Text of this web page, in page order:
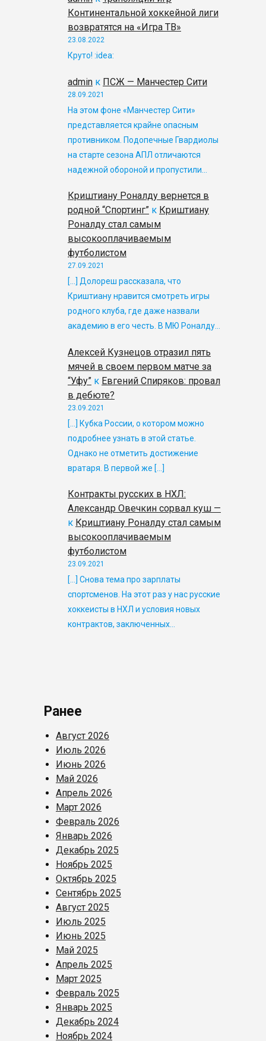
Континентальной хоккейной лиги
возвратятся на «Игра ТВ»
23.08.2022
Круто! :idea:
admin к ПСЖ — Манчестер Сити
28.09.2021
На этом фоне «Манчестер Сити»
представляется крайне опасным
противником. Подопечные Гвардиолы
на старте сезона АПЛ отличаются
надежной обороной и пропустили…
Криштиану Роналду вернется в
родной “Спортинг” к Криштиану
Роналду стал самым
высокооплачиваемым
футболистом
27.09.2021
[…] Долореш рассказала, что
Криштиану нравится смотреть игры
родного клуба, где даже назвали
академию в его честь. В МЮ Роналду…
Алексей Кузнецов отразил пять
мячей в своем первом матче за
“Уфу” к Евгений Спиряков: провал
в дебюте?
23.09.2021
[…] Кубка России, о котором можно
подробнее узнать в этой статье.
Однако не отметить достижение
вратаря. В первой же […]
Контракты русских в НХЛ:
Александр Овечкин сорвал куш —
к Криштиану Роналду стал самым
высокооплачиваемым
футболистом
23.09.2021
[…] Снова тема про зарплаты
спортсменов. На этот раз у нас русские
хоккеисты в НХЛ и условия новых
контрактов, заключенных…
Ранее
Август 2026
Июль 2026
Июнь 2026
Май 2026
Апрель 2026
Март 2026
Февраль 2026
Январь 2026
Декабрь 2025
Ноябрь 2025
Октябрь 2025
Сентябрь 2025
Август 2025
Июль 2025
Июнь 2025
Май 2025
Апрель 2025
Март 2025
Февраль 2025
Январь 2025
Декабрь 2024
Ноябрь 2024